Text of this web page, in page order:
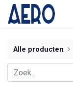
Alle producten